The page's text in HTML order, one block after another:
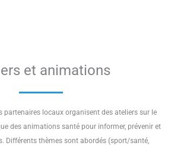
et animations
partenaires locaux organisent des ateliers sur le
des animations santé pour informer, prévenir et
Différents thèmes sont abordés (sport/santé,